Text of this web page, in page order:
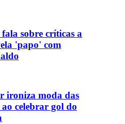
sobre críticas a
'papo' com
ironiza moda das
celebrar gol do